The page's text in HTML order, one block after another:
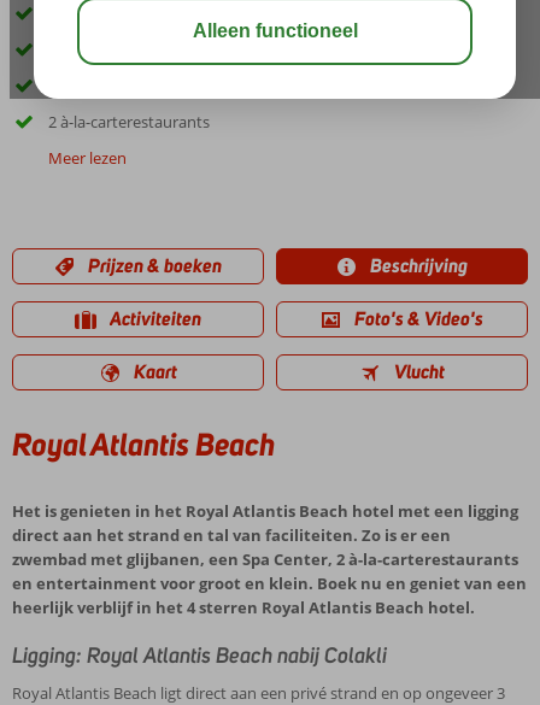
Direct aan het strand
Zwembad met glijbanen
2 à-la-carterestaurants
Meer lezen
Prijzen & boeken Beschrijving
Activiteiten Foto's & Video's
Kaart Vlucht
Royal Atlantis Beach
Het is genieten in het Royal Atlantis Beach hotel met een ligging
direct aan het strand en tal van faciliteiten. Zo is er een
zwembad met glijbanen, een Spa Center, 2 à-la-carterestaurants
en entertainment voor groot en klein. Boek nu en geniet van een
heerlijk verblijf in het 4 sterren Royal Atlantis Beach hotel.
Ligging: Royal Atlantis Beach nabij Colakli
Royal Atlantis Beach ligt direct aan een privé strand en op ongeveer 3